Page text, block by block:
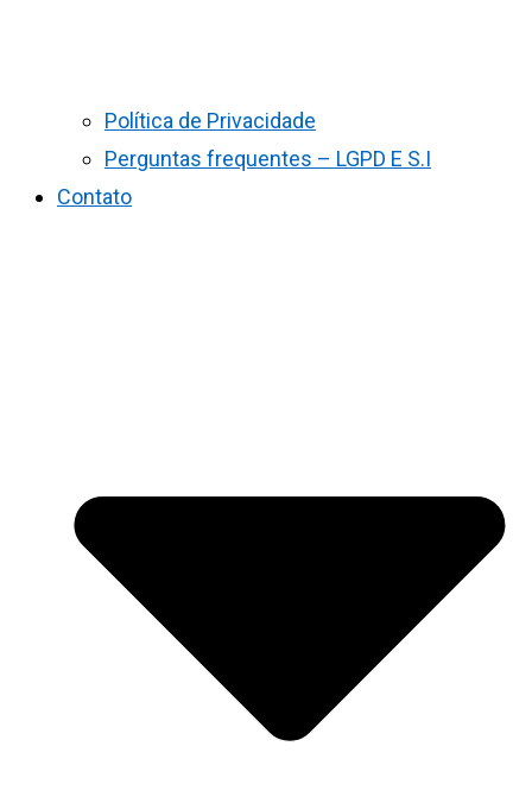
Política de Privacidade
Perguntas frequentes – LGPD E S.I
Contato